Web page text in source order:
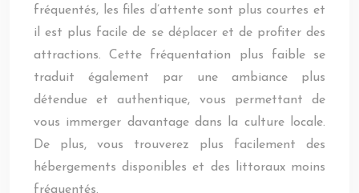
fréquentés, les files d’attente sont plus courtes et
il est plus facile de se déplacer et de profiter des
attractions. Cette fréquentation plus faible se
traduit également par une ambiance plus
détendue et authentique, vous permettant de
vous immerger davantage dans la culture locale.
De plus, vous trouverez plus facilement des
hébergements disponibles et des littoraux moins
fréquentés.